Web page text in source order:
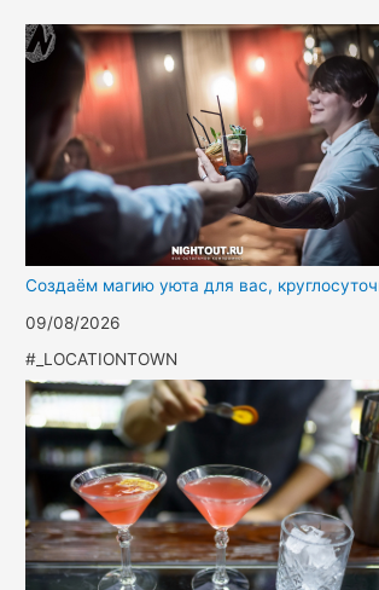
Создаём магию уюта для вас,
09/08/2026
#_LOCATIONTOWN